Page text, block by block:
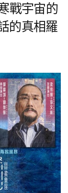
戰宇宙的
的真相羅